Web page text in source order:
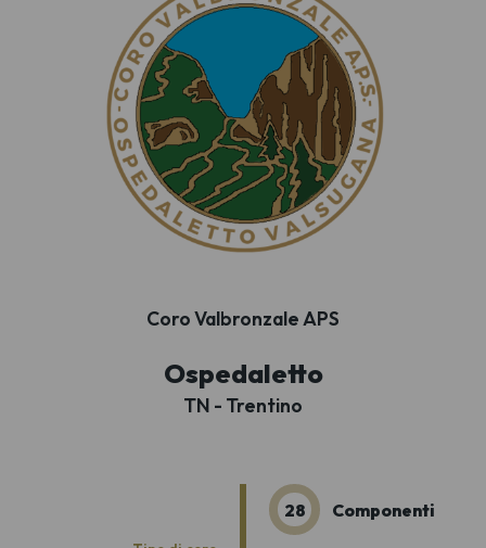
Coro Valbronzale APS
Ospedaletto
TN - Trentino
28 Componenti